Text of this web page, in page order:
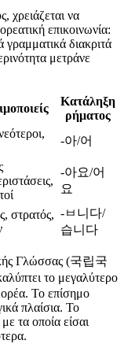
χρειάζεται να
επικοινωνία:
γραμματικά διακριτά
μετράνε
Κατάληξη
ρήματος
-아/어
-아요/어
요
στρατός, -ㅂ니다/
습니다
Γλώσσας (국립국
το μεγαλύτερο
Το επίσημο
πλαίσια. Το
τα οποία είσαι